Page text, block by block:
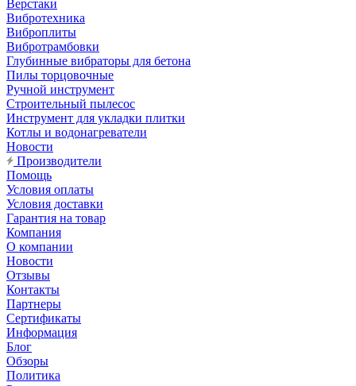
Верстаки
Вибротехника
Виброплиты
Вибротрамбовки
Глубинные вибраторы для бетона
Пилы торцовочные
Ручной инструмент
Строительный пылесос
Инструмент для укладки плитки
Котлы и водонагреватели
Новости
Производители
Помощь
Условия оплаты
Условия доставки
Гарантия на товар
Компания
О компании
Новости
Отзывы
Контакты
Партнеры
Сертификаты
Информация
Блог
Обзоры
Политика